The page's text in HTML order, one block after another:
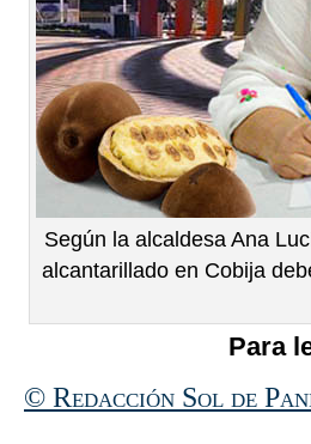
Según la alcaldesa Ana
alcantarillado en Cobija
Para
© Redacción Sol de